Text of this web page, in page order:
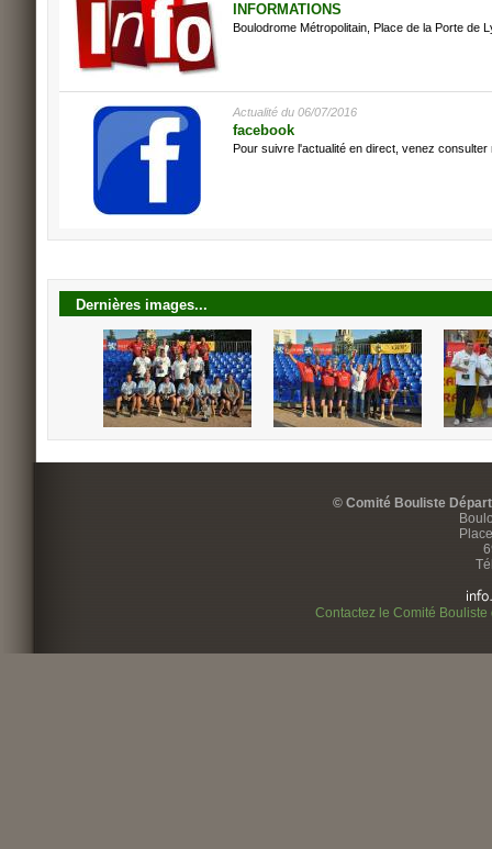
INFORMATIONS
Boulodrome Métropolitain, Place de la Porte de
Actualité du 06/07/2016
facebook
Pour suivre l'actualité en direct, venez consulter
Dernières images...
© Comité Bouliste
Contactez le Comité